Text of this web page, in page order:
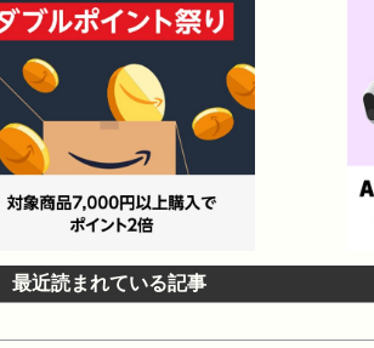
最近読まれている記事